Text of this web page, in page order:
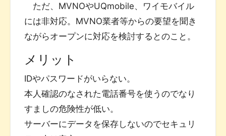
ただ、MVNOやUQmobile、ワイモバイル
には非対応。MVNO業者等からの要望を聞き
ながらオープンに対応を検討するとのこと。
メリット
IDやパスワードがいらない。
本人確認のなされた電話番号を使うのでなり
すましの危険性が低い。
サーバーにデータを保存しないのでセキュリ